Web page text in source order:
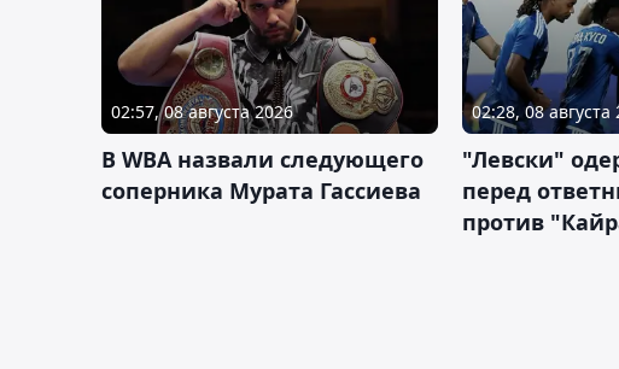
02:57, 08 августа 2026
В WBA назвали следующего
соперника Мурата Гассиева
02:28, 08 августа
"Левски"
перед
против